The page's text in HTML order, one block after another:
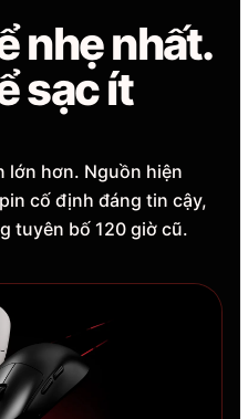
nhẹ nhất.
sạc ít
lớn hơn. Nguồn hiện
cố định đáng tin cậy,
tuyên bố 120 giờ cũ.